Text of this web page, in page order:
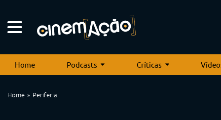
Home Podcasts Críticas
Home Periferia